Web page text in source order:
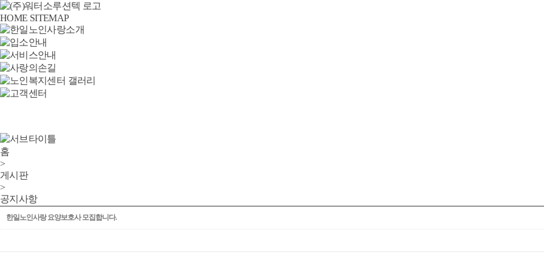
HOME SITEMAP
홈
>
게시판
>
공지사항
한일노인사랑 요양보호사 모집합니다.